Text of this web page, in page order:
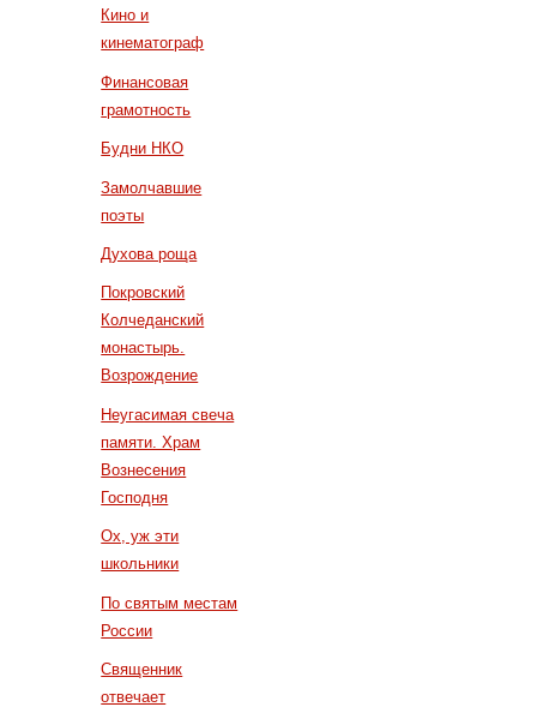
Кино и
кинематограф
Финансовая
грамотность
Будни НКО
Замолчавшие
поэты
Духова роща
Покровский
Колчеданский
монастырь.
Возрождение
Неугасимая свеча
памяти. Храм
Вознесения
Господня
Ох, уж эти
школьники
По святым местам
России
Священник
отвечает